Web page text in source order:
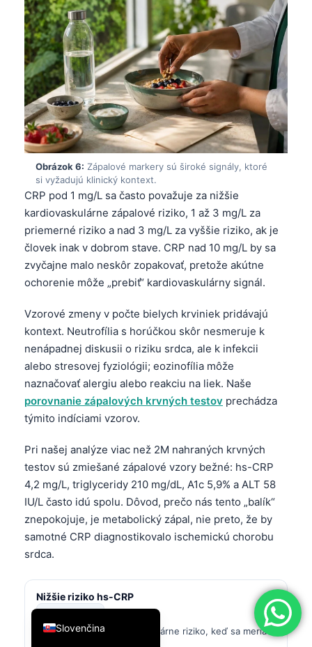
Obrázok 6: Zápalové markery sú široké signály, ktoré
si vyžadujú klinický kontext.
CRP pod 1 mg/L sa často považuje za nižšie
kardiovaskulárne zápalové riziko, 1 až 3 mg/L za
priemerné riziko a nad 3 mg/L za vyššie riziko, ak je
človek inak v dobrom stave. CRP nad 10 mg/L by sa
zvyčajne malo neskôr zopakovať, pretože akútne
ochorenie môže „prebiť“ kardiovaskulárny signál.
Vzorové zmeny v počte bielych krviniek pridávajú
kontext. Neutrofília s horúčkou skôr nesmeruje k
nenápadnej diskusii o riziku srdca, ale k infekcii
alebo stresovej fyziológii; eozinofília môže
naznačovať alergiu alebo reakciu na liek. Naše
porovnanie zápalových krvných testov prechádza
týmito indíciami vzorov.
Pri našej analýze viac než 2M nahraných krvných
testov sú zmiešané zápalové vzory bežné: hs-CRP
4,2 mg/L, triglyceridy 210 mg/dL, A1c 5,9% a ALT 58
IU/L často idú spolu. Dôvod, prečo nás tento „balík“
znepokojuje, je metabolický zápal, nie preto, že by
samotné CRP diagnostikovalo ischemickú chorobu
srdca.
Nižšie riziko hs-CRP
Nižšie zápalové kardiovaskulárne riziko, keď sa meria v
Slovenčina
English
Deutsch
Français
עִבְרִית
Italiano
Español
Português
Ελληνικά
Türkçe
简体中文
فارسی
Dansk
Nederlands
हिन्दी
Bahasa Indonesia
Հայերեն
Íslenska
Српски језик
Svenska
Bosanski
Azərbaycan dili
Eesti
日本語
Čeština